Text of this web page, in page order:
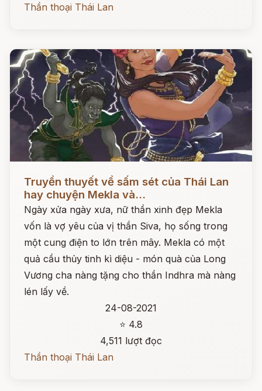
Thần thoại Thái Lan
Đọc ngay
Truyền thuyết về sấm sét của Thái Lan
hay chuyện Mekla và...
Ngày xửa ngày xưa, nữ thần xinh đẹp Mekla
vốn là vợ yêu của vị thần Siva, họ sống trong
một cung điện to lớn trên mây. Mekla có một
quả cầu thủy tinh kì diệu - món quà của Long
Vương cha nàng tặng cho thần Indhra mà nàng
lén lấy về.
24-08-2021
⭐ 4.8
4,511 lượt đọc
Thần thoại Thái Lan